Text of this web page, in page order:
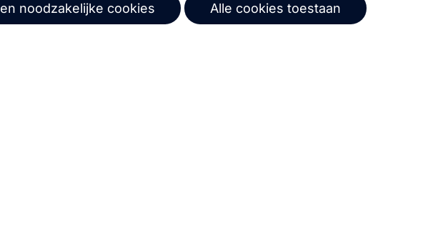
noodzakelijke cookies Alle cookies toestaan